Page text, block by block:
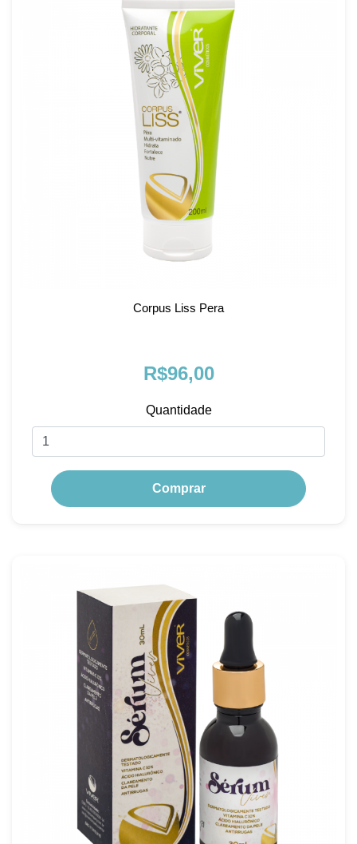
Corpus Liss Pera
R$96,00
Quantidade
Comprar